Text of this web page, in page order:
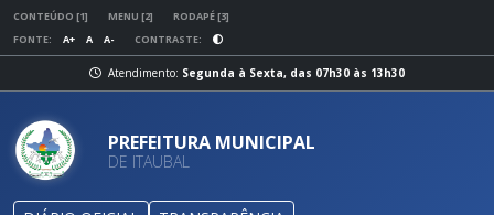
CONTEÚDO [1] MENU [2]
RODAPÉ [3]
FONTE:
A+ A A- CONTRASTE:
Atendimento: Segunda à Sexta, das 07h30 às 13h30
PREFEITURA MUNICIPAL
DE ITAUBAL